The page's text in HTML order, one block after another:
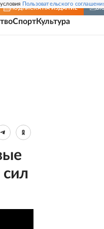
Пользовательского
ПОДПИСКА НА ИЗДАНИЕ
СпортКультура